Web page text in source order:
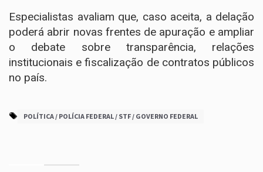
Especialistas avaliam que, caso aceita, a delação
poderá abrir novas frentes de apuração e ampliar
o debate sobre transparência, relações
institucionais e fiscalização de contratos públicos
no país.
POLÍTICA / POLÍCIA FEDERAL / STF / GOVERNO FEDERAL